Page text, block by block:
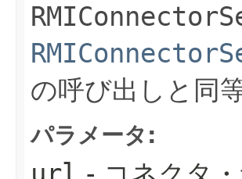
の呼び出しと同
パラメータ: